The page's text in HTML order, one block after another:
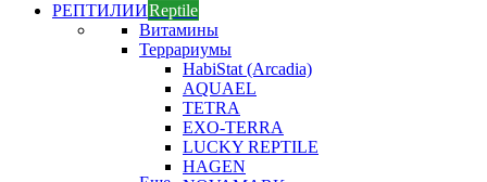
РЕПТИЛИИReptile
Витамины
Террариумы
HabiStat (Arcadia)
AQUAEL
TETRA
EXO-TERRA
LUCKY REPTILE
HAGEN